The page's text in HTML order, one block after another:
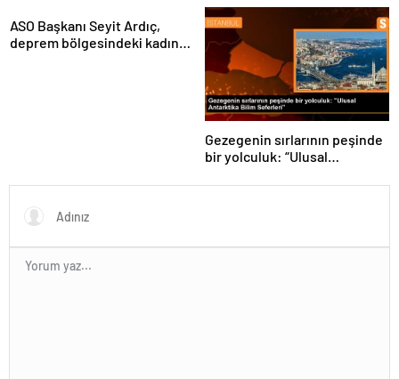
denetimlerini
sıklaştırdıklarını açıkladı
ASO Başkanı Seyit Ardıç,
deprem bölgesindeki kadın
Gezegenin sırlarının peşinde
bir yolculuk: “Ulusal